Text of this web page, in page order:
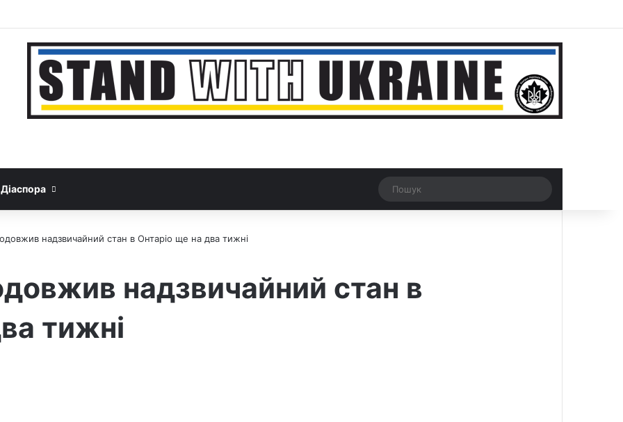
Google News
Threads
Діаспора Рандомна новина
Switch skin
надзвичайний стан в Онтаріо ще на два тижні
надзвичайний стан в
тижні